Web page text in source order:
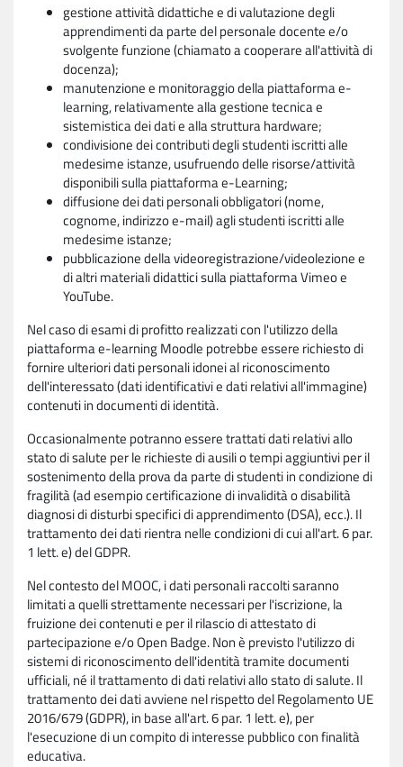
gestione attività didattiche e di valutazione degli
apprendimenti da parte del personale docente e/o
svolgente funzione (chiamato a cooperare all'attività di
docenza);
manutenzione e monitoraggio della piattaforma e-
learning, relativamente alla gestione tecnica e
sistemistica dei dati e alla struttura hardware;
condivisione dei contributi degli studenti iscritti alle
medesime istanze, usufruendo delle risorse/attività
disponibili sulla piattaforma e-Learning;
diffusione dei dati personali obbligatori (nome,
cognome, indirizzo e-mail) agli studenti iscritti alle
medesime istanze;
pubblicazione della videoregistrazione/videolezione e
di altri materiali didattici sulla piattaforma Vimeo e
YouTube.
Nel caso di esami di profitto realizzati con l'utilizzo della
piattaforma e-learning Moodle potrebbe essere richiesto di
fornire ulteriori dati personali idonei al riconoscimento
dell'interessato (dati identificativi e dati relativi all'immagine)
contenuti in documenti di identità.
Occasionalmente potranno essere trattati dati relativi allo
stato di salute per le richieste di ausili o tempi aggiuntivi per il
sostenimento della prova da parte di studenti in condizione di
fragilità (ad esempio certificazione di invalidità o disabilità
diagnosi di disturbi specifici di apprendimento (DSA), ecc.). Il
trattamento dei dati rientra nelle condizioni di cui all'art. 6 par.
1 lett. e) del GDPR.
Nel contesto del MOOC, i dati personali raccolti saranno
limitati a quelli strettamente necessari per l'iscrizione, la
fruizione dei contenuti e per il rilascio di attestato di
partecipazione e/o Open Badge. Non è previsto l'utilizzo di
sistemi di riconoscimento dell'identità tramite documenti
ufficiali, né il trattamento di dati relativi allo stato di salute. Il
trattamento dei dati avviene nel rispetto del Regolamento UE
2016/679 (GDPR), in base all'art. 6 par. 1 lett. e), per
l'esecuzione di un compito di interesse pubblico con finalità
educativa.